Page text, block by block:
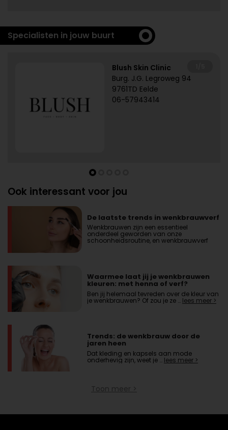
Specialisten in jouw buurt
Blush Skin Clinic
Burg. J.G. Legroweg 94
9761TD Eelde
06-57943414
Ook interessant voor jou
De laatste trends in wenkbrauwverf
Wenkbrauwen zijn een essentieel
onderdeel geworden van onze
schoonheidsroutine, en wenkbrauwverf
Waarmee laat jij je wenkbrauwen
kleuren: met henna of verf?
Ben jij helemaal tevreden over de kleur van
je wenkbrauwen? Of zou je ze … lees meer >
Trends: de wenkbrauw door de
jaren heen
Dat kleding en kapsels aan mode
onderhevig zijn, weet je … lees meer >
Toon meer >